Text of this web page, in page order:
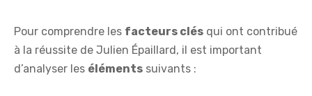
Pour comprendre les facteurs clés qui ont contribué
à la réussite de Julien Épaillard, il est important
d’analyser les éléments suivants :